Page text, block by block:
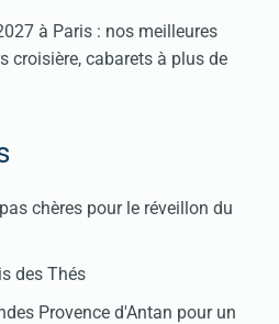
à Paris : nos meilleures
croisière, cabarets à plus de
chères pour le réveillon du
des Thés
Provence d'Antan pour un